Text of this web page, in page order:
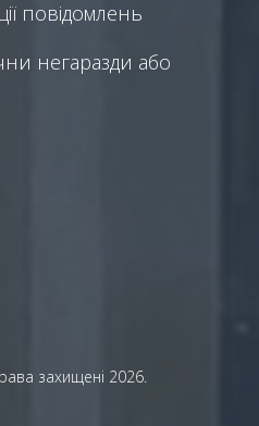
повідомлень
негаразди або
захищені 2026.